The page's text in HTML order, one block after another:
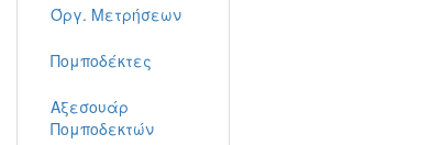
Όργ. Μετρήσεων
Πομποδέκτες
Αξεσουάρ
Πομποδεκτών